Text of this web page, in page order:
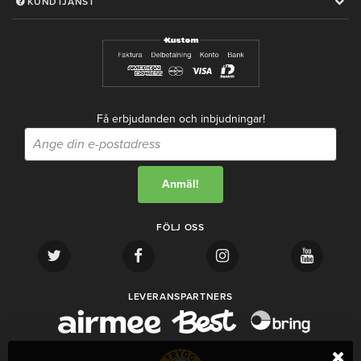
Få erbjudanden och inbjudningar!
FÖLJ OSS
LEVERANSPARTNERS